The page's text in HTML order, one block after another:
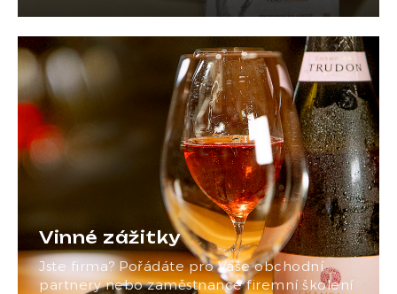
Vinné zážitky
Jste firma? Pořádáte pro Vaše obchodní
partnery nebo zaměstnance firemní školení